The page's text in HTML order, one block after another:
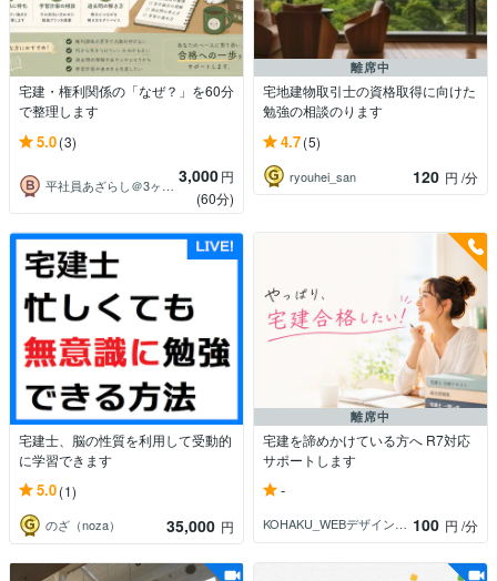
宅建・権利関係の「なぜ？」を60分
で整理します
5.0(3)
平社員あざらし＠3ヶ月合格の不動産屋 3,000円
(60分)
離席中
宅地建物取引士の資格取得に向けた
勉強の相談のります
4.7(5)
ryouhei_san 120 円 /分
宅建士、脳の性質を利用して受動的
に学習できます
5.0(1)
のざ（noza） 35,000 円
離席中
宅建を諦めかけている方へ R7対応
サポートします
-
KOHAKU_WEBデザイン_宅建士 100 円 /分